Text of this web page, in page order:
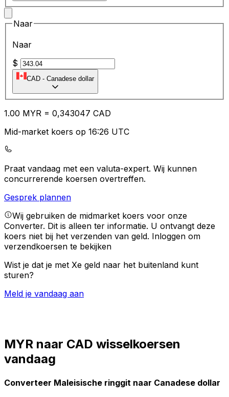
Naar
Naar
$
CAD - Canadese dollar
1.00 MYR = 0,343047 CAD
Mid-market koers op 16:26 UTC
Praat vandaag met een valuta-expert. Wij kunnen
concurrerende koersen overtreffen.
Gesprek plannen
Wij gebruiken de midmarket koers voor onze
Converter. Dit is alleen ter informatie. U ontvangt deze
koers niet bij het verzenden van geld. Inloggen om
verzendkoersen te bekijken
Wist je dat je met Xe geld naar het buitenland kunt
sturen?
Meld je vandaag aan
MYR naar CAD wisselkoersen
vandaag
Converteer Maleisische ringgit naar Canadese dollar